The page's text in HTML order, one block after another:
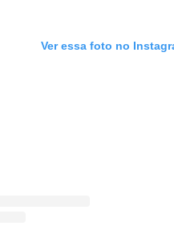
Ver essa foto no